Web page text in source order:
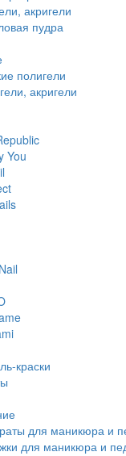
акригели
пудра
полигели
акригели
You
краски
для маникюра и
для маникюра и